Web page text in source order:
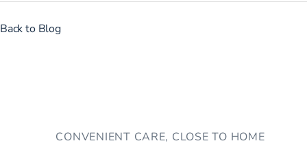
Back to Blog
CONVENIENT CARE, CLOSE TO HOME